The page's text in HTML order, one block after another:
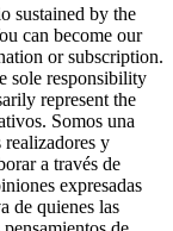
sustained by the
can become our
or subscription.
sole responsibility
represent the
Somos una
y
a través de
expresadas
de quienes las